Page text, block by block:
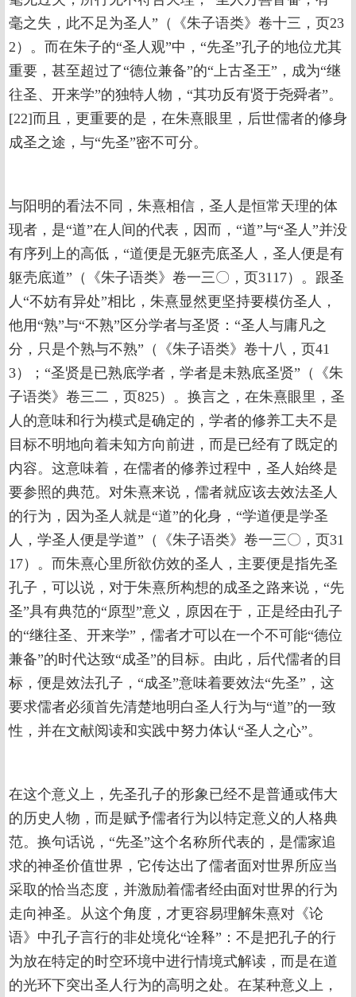
毫之失，此不足为圣人”（《朱子语类》卷十三，页23
2）。而在朱子的“圣人观”中，“先圣”孔子的地位尤其
重要，甚至超过了“德位兼备”的“上古圣王”，成为“继
往圣、开来学”的独特人物，“其功反有贤于尧舜者”。
[22]而且，更重要的是，在朱熹眼里，后世儒者的修身
成圣之途，与“先圣”密不可分。
与阳明的看法不同，朱熹相信，圣人是恒常天理的体
现者，是“道”在人间的代表，因而，“道”与“圣人”并没
有序列上的高低，“道便是无躯壳底圣人，圣人便是有
躯壳底道”（《朱子语类》卷一三〇，页3117）。跟圣
人“不妨有异处”相比，朱熹显然更坚持要模仿圣人，
他用“熟”与“不熟”区分学者与圣贤：“圣人与庸凡之
分，只是个熟与不熟”（《朱子语类》卷十八，页41
3）；“圣贤是已熟底学者，学者是未熟底圣贤”（《朱
子语类》卷三二，页825）。换言之，在朱熹眼里，圣
人的意味和行为模式是确定的，学者的修养工夫不是
目标不明地向着未知方向前进，而是已经有了既定的
内容。这意味着，在儒者的修养过程中，圣人始终是
要参照的典范。对朱熹来说，儒者就应该去效法圣人
的行为，因为圣人就是“道”的化身，“学道便是学圣
人，学圣人便是学道”（《朱子语类》卷一三〇，页31
17）。而朱熹心里所欲仿效的圣人，主要便是指先圣
孔子，可以说，对于朱熹所构想的成圣之路来说，“先
圣”具有典范的“原型”意义，原因在于，正是经由孔子
的“继往圣、开来学”，儒者才可以在一个不可能“德位
兼备”的时代达致“成圣”的目标。由此，后代儒者的目
标，便是效法孔子，“成圣”意味着要效法“先圣”，这
要求儒者必须首先清楚地明白圣人行为与“道”的一致
性，并在文献阅读和实践中努力体认“圣人之心”。
在这个意义上，先圣孔子的形象已经不是普通或伟大
的历史人物，而是赋予儒者行为以特定意义的人格典
范。换句话说，“先圣”这个名称所代表的，是儒家追
求的神圣价值世界，它传达出了儒者面对世界所应当
采取的恰当态度，并激励着儒者经由面对世界的行为
走向神圣。从这个角度，才更容易理解朱熹对《论
语》中孔子言行的非处境化“诠释”：不是把孔子的行
为放在特定的时空环境中进行情境式解读，而是在道
的光环下突出圣人行为的高明之处。在某种意义上，